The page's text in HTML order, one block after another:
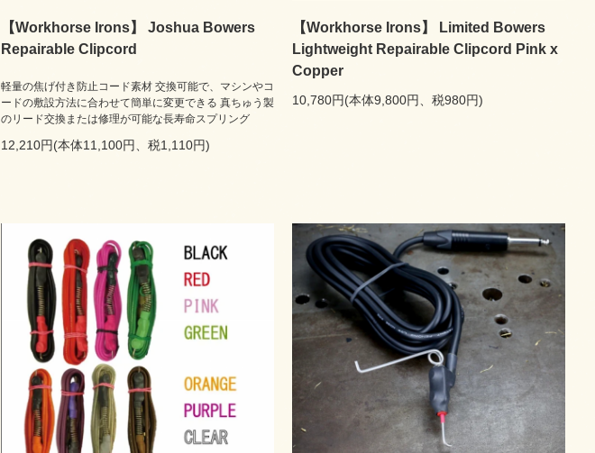
【Workhorse Irons】 Joshua Bowers
Repairable Clipcord
軽量の焦げ付き防止コード素材 交換可能で、マシンやコ
ードの敷設方法に合わせて簡単に変更できる 真ちゅう製
のリード交換または修理が可能な長寿命スプリング
12,210円(本体11,100円、税1,110円)
【Workhorse Irons】 Limited Bowers
Lightweight Repairable Clipcord Pink x
Copper
10,780円(本体9,800円、税980円)